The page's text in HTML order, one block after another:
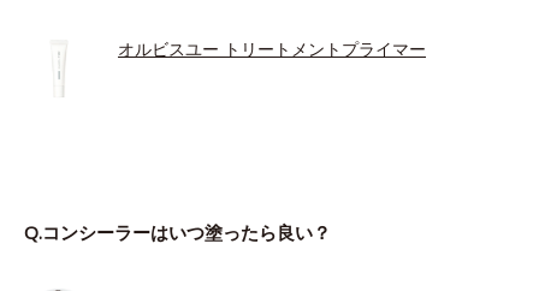
オルビスユー トリートメントプライマー
Q.コンシーラーはいつ塗ったら良い？